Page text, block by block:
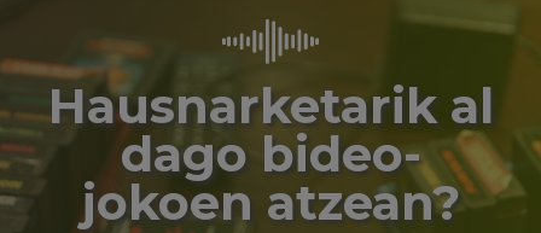
Hausnarketarik al
dago bideo-
jokoen atzean?